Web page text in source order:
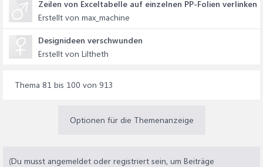
Zeilen von Exceltabelle auf einzelnen PP-Folien verlinken
Erstellt von max_machine
Designideen verschwunden
Erstellt von Liltheth
Thema 81 bis 100 von 913
Optionen für die Themenanzeige
(Du musst angemeldet oder registriert sein, um Beiträge